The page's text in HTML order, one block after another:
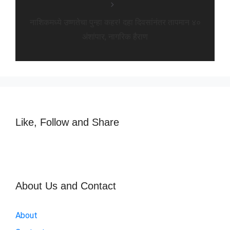
Like, Follow and Share
About Us and Contact
About